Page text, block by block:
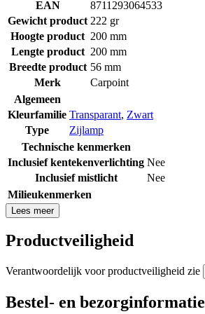
EAN
8711293064533
Gewicht product 222 gr
Hoogte product 200 mm
Lengte product 200 mm
Breedte product 56 mm
Merk
Carpoint
Algemeen
Kleurfamilie Transparant, Zwart
Type
Zijlamp
Technische kenmerken
Inclusief kentekenverlichting Nee
Inclusief mistlicht
Nee
Milieukenmerken
Lees meer
Productveiligheid
Verantwoordelijk voor productveiligheid zie
Bestel- en bezorginformatie